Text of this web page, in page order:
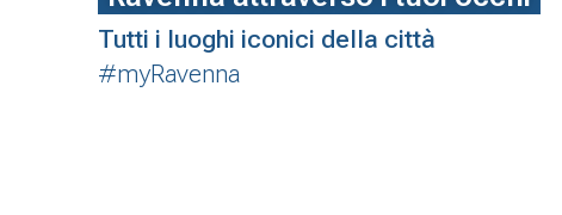
Tutti i luoghi iconici della città
#myRavenna